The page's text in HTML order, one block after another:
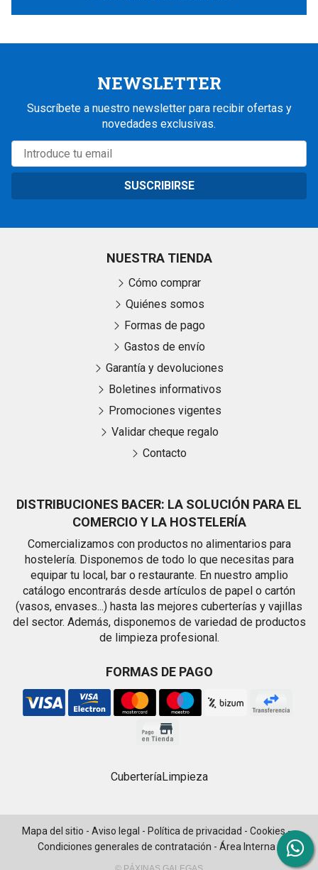
NEWSLETTER
Suscríbete a nuestro newsletter para recibir ofertas y
novedades exclusivas.
SUSCRIBIRSE
DISTRIBUCIONES BACER: LA SOLUCIÓN PARA EL
COMERCIO Y LA HOSTELERÍA
Comercializamos con productos no alimentarios para
hostelería. Disponemos de todo lo que necesitas para
equipar tu local, bar o restaurante. En nuestro amplio
catálogo encontrarás desde artículos de papel o cartón
(vasos, envases...) hasta las mejores cuberterías y vajillas
del sector. Además, disponemos de variedad de productos
de limpieza profesional.
FORMAS DE PAGO
NUESTRA TIENDA
Cómo comprar
Quiénes somos
Formas de pago
Gastos de envío
Garantía y devoluciones
Boletines informativos
Promociones vigentes
Validar cheque regalo
Contacto
CuberteríaLimpieza
Mapa del sitio - Aviso legal - Política de privacidad - Cookies-
Condiciones generales de contratación - Área Interna